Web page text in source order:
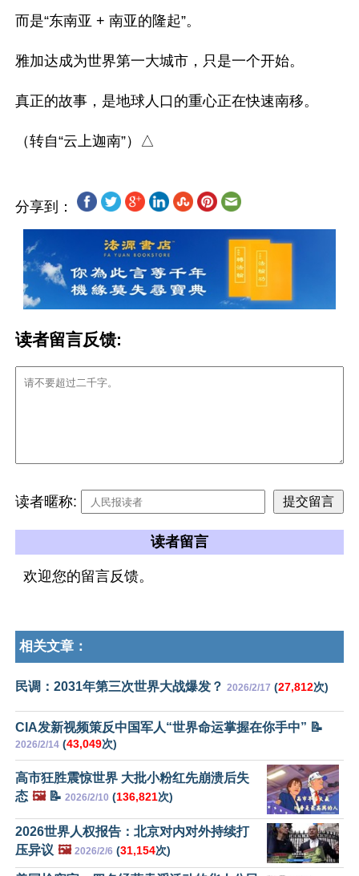
而是“东南亚 + 南亚的隆起”。
雅加达成为世界第一大城市，只是一个开始。
真正的故事，是地球人口的重心正在快速南移。
分享到：
读者留言反馈:
读者暱称:
读者留言
欢迎您的留言反馈。
相关文章：
民调：2031年第三次世界大战爆发？ 2026/2/17 (27,812次)
CIA发新视频策反中国军人“世界命运掌握在你手中” 📝
2026/2/14 (43,049次)
高市狂胜震惊世界 大批小粉红先崩溃后失
态 🖼️📝 2026/2/10 (136,821次)
2026世界人权报告：北京对内对外持续打
压异议 🖼️ 2026/2/6 (31,154次)